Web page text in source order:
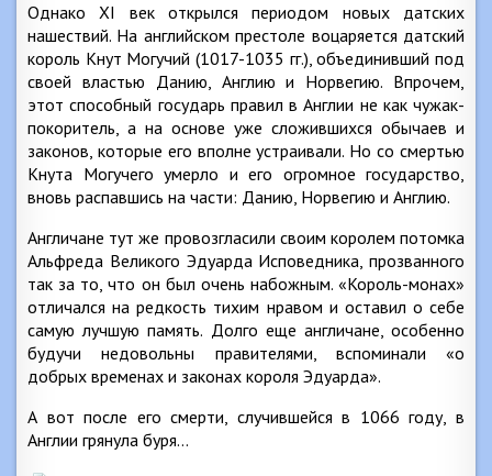
Однако XI век открылся периодом новых датских
нашествий. На английском престоле воцаряется датский
король Кнут Могучий (1017-1035 гг.), объединивший под
своей властью Данию, Англию и Норвегию. Впрочем,
этот способный государь правил в Англии не как чужак-
покоритель, а на основе уже сложившихся обычаев и
законов, которые его вполне устраивали. Но со смертью
Кнута Могучего умерло и его огромное государство,
вновь распавшись на части: Данию, Норвегию и Англию.
Англичане тут же провозгласили своим королем потомка
Альфреда Великого Эдуарда Исповедника, прозванного
так за то, что он был очень набожным. «Король-монах»
отличался на редкость тихим нравом и оставил о себе
самую лучшую память. Долго еще англичане, особенно
будучи недовольны правителями, вспоминали «о
добрых временах и законах короля Эдуарда».
А вот после его смерти, случившейся в 1066 году, в
Англии грянула буря…